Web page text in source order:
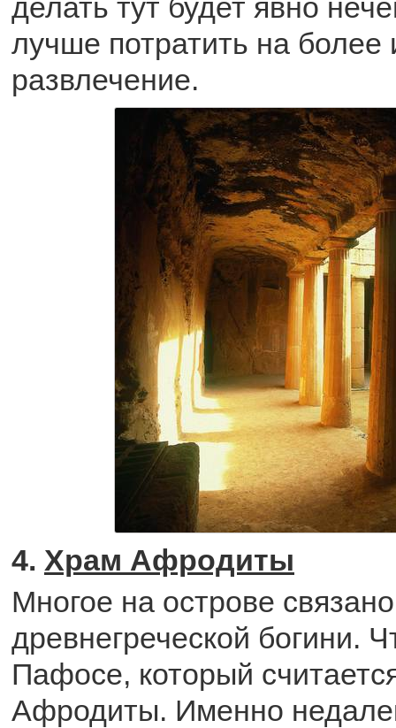
делать тут будет явно
лучше потратить на более
развлечение.
4. Храм Афродиты
Многое на острове
древнегреческой богини.
Пафосе, который
Афродиты. Именно